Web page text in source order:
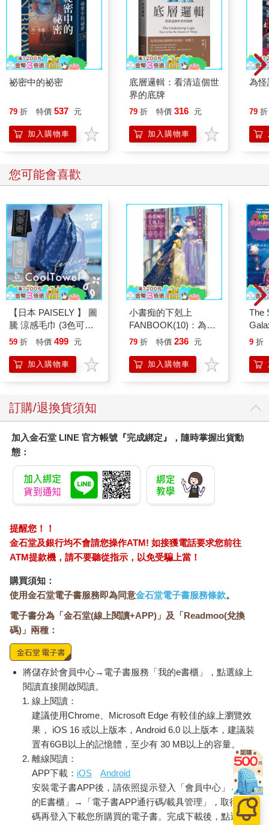
祕密中的祕密
79 折 特價 537 元
加入購物車
底層邏輯：看清這個世
界的底牌
79 折 特價 316 元
加入購物車
為怪
79 折
您可能會喜歡
【日本 PAISELY 】 圖
騰 涼感毛巾 (3色可選)
涼感毛巾 涼感巾 冰涼
毛巾
59 折 特價 499 元
加入購物車
小書痴的下剋上
FANBOOK(10)：為了
成為圖書管理員不擇手
79 折 特價 236 元
加入購物車
The
9 折
訂購/退換貨須知
加入金石堂 LINE 官方帳號『完成綁定』，隨時掌握出貨動
態：
提醒您！！
金石堂及銀行均不會請您操作ATM! 如接獲電話要求您前往
ATM提款機，請不要聽從指示，以免受騙上當！
購買須知：
使用金石堂電子書服務即為同意金石堂電子書服務條款。
電子書分為「金石堂(線上閱讀+APP)」及「Readmoo(兌換
碼)」兩種：
將儲存於會員中心→電子書服務「我的e書櫃」，點選線上
閱讀直接開啟閱讀。
線上閱讀：
建議使用Chrome、Microsoft Edge 有較佳的線上瀏覽效
果， iOS 16 或以上版本，Android 6.0 以上版本，建議裝
置有6GB以上的記憶體，至少有 30 MB以上的容量。
離線閱讀：
APP下載： iOS
Android
安裝電子書APP後，請依照提示登入「會員中心」→「我
的E書櫃」→「電子書APP通行碼/載具管理」，取得通行
碼再登入下載您所購買的電子書。完成下載後，點選任一